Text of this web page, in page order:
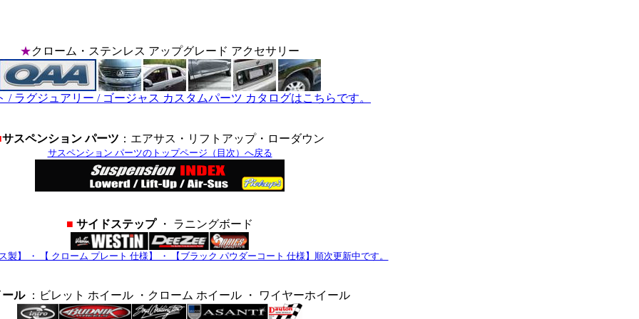
★クローム・ステンレス アップグレード アクセサリー
/ ラグジュアリー / ゴージャス カスタムパーツ カタログはこちらです。
サスペンション パーツ ：エアサス・リフトアップ・ローダウン
サスペンション パーツのトップページ（目次）へ戻る
■ サイドステップ・ ラニングボード
製】 ・ 【 クローム プレート 仕様】 ・ 【ブラック パウダーコート 仕様】順次更新中です。
ル：ビレット ホイール ・クローム ホイール ・ ワイヤーホイール